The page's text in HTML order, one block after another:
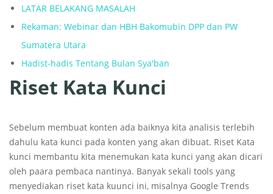
LATAR BELAKANG MASALAH
Rekaman: Webinar dan HBH Bakomubin DPP dan PW
Sumatera Utara
Hadist-hadis Tentang Bulan Sya'ban
Riset Kata Kunci
Sebelum membuat konten ada baiknya kita analisis terlebih
dahulu kata kunci pada konten yang akan dibuat. Riset Kata
kunci membantu kita menemukan kata kunci yang akan dicari
oleh paara pembaca nantinya. Banyak sekali tools yang
menyediakan riset kata kuunci ini, misalnya Google Trends